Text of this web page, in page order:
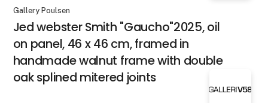
Gallery Poulsen
Jed webster Smith "Gaucho"2025, oil
on panel, 46 x 46 cm, framed in
handmade walnut frame with double
oak splined mitered joints